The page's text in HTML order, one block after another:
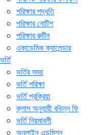
পরিক্ষার পদ্ধতি
পরিক্ষার নোটিশ
পরিক্ষার রুটিন
একাডেমিক ক্যালেন্ডার
ভর্তি
ভর্তির সময়
ভর্তি পরিক্ষা
ভর্তি প্রক্রিয়া
ক্লাস অনুযায়ী বভিন্ন ফি
ভর্তি নিয়মাবলী
অনলাইন এডমিশন